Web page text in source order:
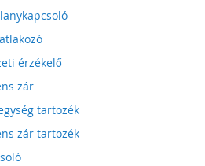
érzékelő
zár
tartozék
zár tartozék